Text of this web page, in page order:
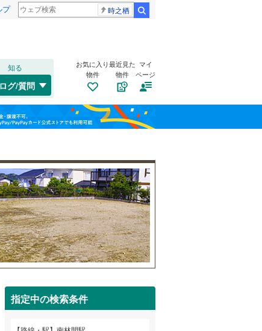
プ 時之栖
知る
グ/質問
お気に入り
物件
最近見た
物件
マイ
ページ
指定中の検索条件
山
千歳線(8)
日高本線(0)
宗谷本線(0)
川越線(130)
吾妻線(25)
日光線(107)
仙石線(142)
大船渡線(1)
八戸線(0)
(19) (9) (9)
南道路（2）
古家あり（1）
小学校まで1km以内（2）